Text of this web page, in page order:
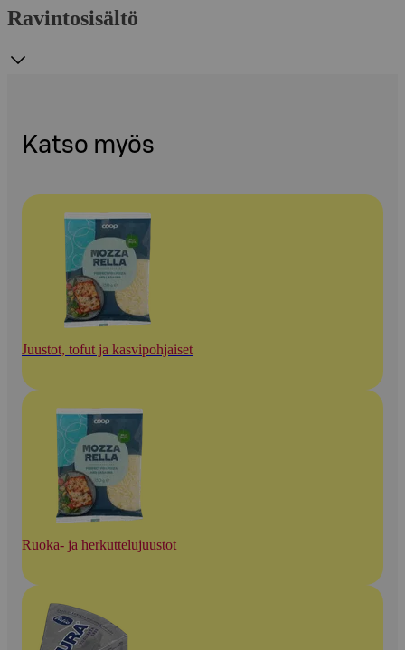
Ravintosisältö
Katso myös
Juustot, tofut ja kasvipohjaiset
Ruoka- ja herkuttelujuustot